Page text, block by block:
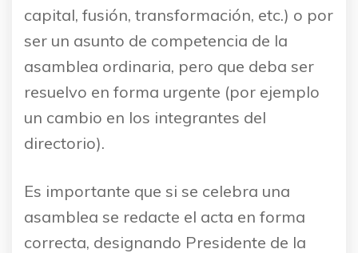
capital, fusión, transformación, etc.) o por
ser un asunto de competencia de la
asamblea ordinaria, pero que deba ser
resuelvo en forma urgente (por ejemplo
un cambio en los integrantes del
directorio).
Es importante que si se celebra una
asamblea se redacte el acta en forma
correcta, designando Presidente de la